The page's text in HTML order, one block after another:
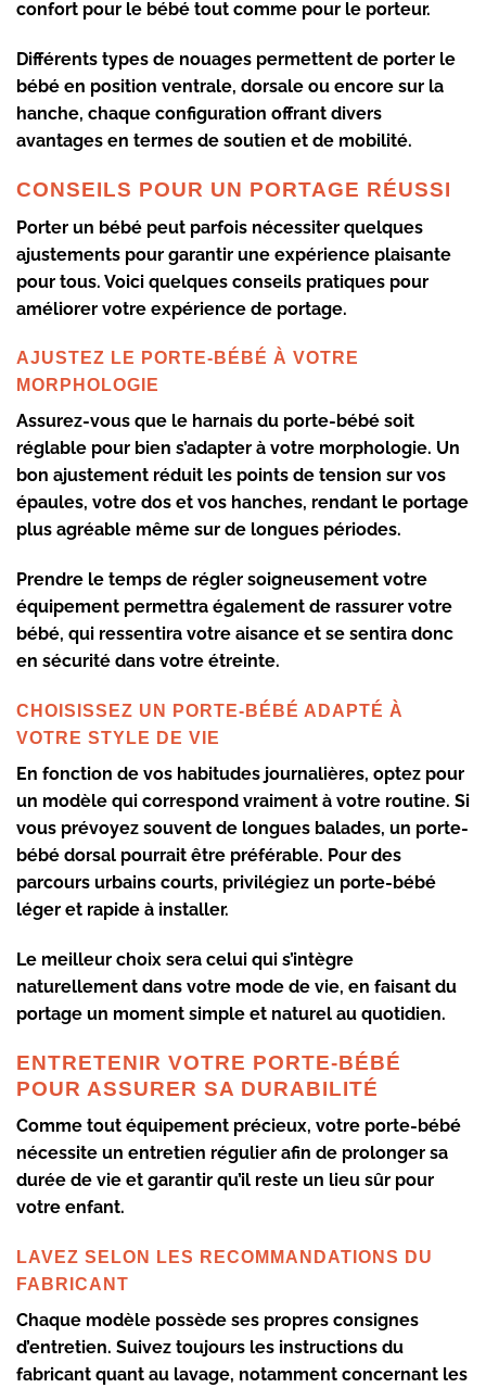
confort pour le bébé tout comme pour le porteur.
Différents types de nouages permettent de porter le
bébé en position ventrale, dorsale ou encore sur la
hanche, chaque configuration offrant divers
avantages en termes de soutien et de mobilité.
CONSEILS POUR UN PORTAGE RÉUSSI
Porter un bébé peut parfois nécessiter quelques
ajustements pour garantir une expérience plaisante
pour tous. Voici quelques conseils pratiques pour
améliorer votre expérience de portage.
AJUSTEZ LE PORTE-BÉBÉ À VOTRE
MORPHOLOGIE
Assurez-vous que le harnais du porte-bébé soit
réglable pour bien s’adapter à votre morphologie. Un
bon ajustement réduit les points de tension sur vos
épaules, votre dos et vos hanches, rendant le portage
plus agréable même sur de longues périodes.
Prendre le temps de régler soigneusement votre
équipement permettra également de rassurer votre
bébé, qui ressentira votre aisance et se sentira donc
en sécurité dans votre étreinte.
CHOISISSEZ UN PORTE-BÉBÉ ADAPTÉ À
VOTRE STYLE DE VIE
En fonction de vos habitudes journalières, optez pour
un modèle qui correspond vraiment à votre routine. Si
vous prévoyez souvent de longues balades, un porte-
bébé dorsal pourrait être préférable. Pour des
parcours urbains courts, privilégiez un porte-bébé
léger et rapide à installer.
Le meilleur choix sera celui qui s’intègre
naturellement dans votre mode de vie, en faisant du
portage un moment simple et naturel au quotidien.
ENTRETENIR VOTRE PORTE-BÉBÉ
POUR ASSURER SA DURABILITÉ
Comme tout équipement précieux, votre porte-bébé
nécessite un entretien régulier afin de prolonger sa
durée de vie et garantir qu’il reste un lieu sûr pour
votre enfant.
LAVEZ SELON LES RECOMMANDATIONS DU
FABRICANT
Chaque modèle possède ses propres consignes
d’entretien. Suivez toujours les instructions du
fabricant quant au lavage, notamment concernant les